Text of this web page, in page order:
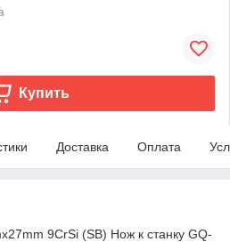
Купить
Доставка Оплата
9CrSi (SB) Нож к станку GQ-